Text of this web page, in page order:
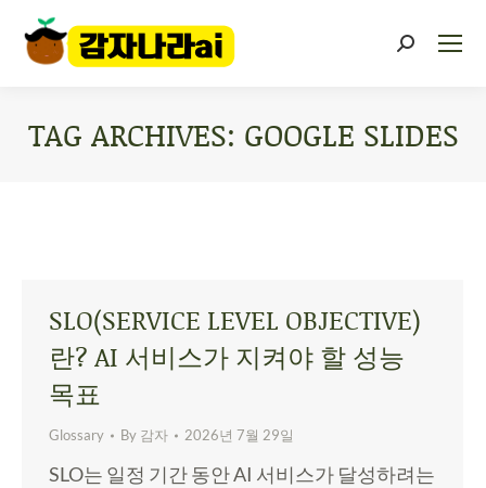
TAG ARCHIVES: GOOGLE SLIDES
SLO(SERVICE LEVEL OBJECTIVE)
란? AI 서비스가 지켜야 할 성능
목표
Glossary By 감자 2026년 7월 29일
SLO는 일정 기간 동안 AI 서비스가 달성하려는